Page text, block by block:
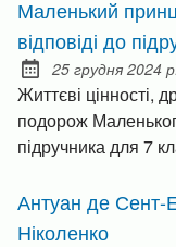
Маленький
відповіді до
Posted on:
25 грудня 2024 р.
Життєві цінності,
подорож
підручника для 7
Антуан де Сент-
Ніколенко